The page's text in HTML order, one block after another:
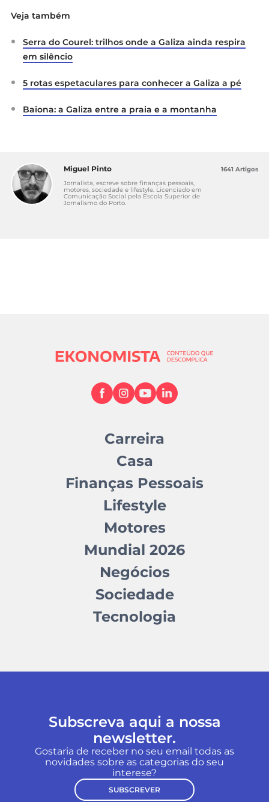
Veja também
Serra do Courel: trilhos onde a Galiza ainda respira
em silêncio
5 rotas espetaculares para conhecer a Galiza a pé
Baiona: a Galiza entre a praia e a montanha
Miguel Pinto
Jornalista, escreve sobre finanças pessoais,
motores, sociedade e lifestyle. Licenciado em
Comunicação Social pela Escola Superior de
Jornalismo do Porto.
1641 Artigos
Carreira
Casa
Finanças Pessoais
Lifestyle
Motores
Mundial 2026
Negócios
Sociedade
Tecnologia
Subscreva aqui a nossa
newsletter.
Gostaria de receber no seu email todas as
novidades sobre as categorias do seu
interese?
SUBSCREVER